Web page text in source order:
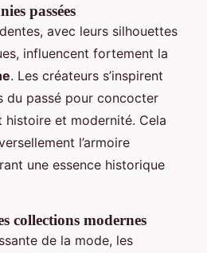
passées
avec leurs silhouettes
influencent fortement la
. Les créateurs s’inspirent
du passé pour concocter
histoire et modernité. Cela
l’armoire
une essence historique
collections modernes
de la mode, les